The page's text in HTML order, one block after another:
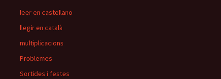
leer en castellano
llegir en català
multiplicacions
Problemes
Sortides i festes